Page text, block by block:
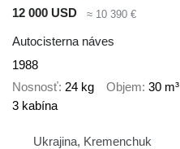
12 000 USD
≈ 10 390 €
Autocisterna náves
1988
Nosnosť 24 kg Objem 30 m³
3 kabína
Ukrajina, Kremenchuk